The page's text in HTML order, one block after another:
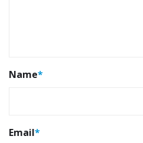
Name*
Email*